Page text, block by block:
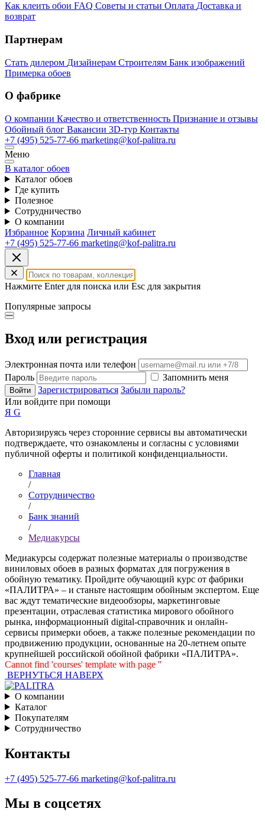
Как клеить обои FAQ Советы и статьи Оплата Доставка и
возврат
Партнерам
Стать дилером Дизайнерам Строителям Банк изображений
Примерка обоев
О фабрике
О компании Качество и ответственность Признание и отзывы
Обойный блог Вакансии 3D-тур Контакты
+7 (495) 525-77-66 marketing@kof-palitra.ru
Меню
В каталог обоев
Каталог обоев
Где купить
Полезное
Сотрудничество
О компании
Избранное Корзина Личный кабинет
+7 (495) 525-77-66 marketing@kof-palitra.ru
Нажмите Enter для поиска или Esc для закрытия
Популярные запросы
Вход или регистрация
Электронная почта или телефон
Пароль
Запомнить меня
Войти Зарегистрироваться Забыли пароль?
Или войдите при помощи
Я G
Авторизируясь через сторонние сервисы вы автоматически
подтверждаете, что ознакомлены и согласны с условиями
публичной оферты и политикой конфиденциальности.
Главная
/
Сотрудничество
/
Банк знаний
/
Медиакурсы
Медиакурсы содержат полезные материалы о производстве
виниловых обоев в разных форматах для погружения в
обойную тематику. Пройдите обучающий курс от фабрики
«ПАЛИТРА» – и станьте настоящим обойным экспертом. Еще
вас ждут тематические видеообзоры, маркетинговые
презентации, отраслевая статистика мирового обойного
рынка, информационный digital-справочник и онлайн-
сервисы примерки обоев, а также полезные рекомендации по
продвижению продукции, основанные на 20-летнем опыте
крупнейшей российской обойной фабрики «ПАЛИТРА».
Cannot find 'courses' template with page ''
ВЕРНУТЬСЯ НАВЕРХ
О компании
Каталог
Покупателям
Сотрудничество
Контакты
+7 (495) 525-77-66 marketing@kof-palitra.ru
Мы в соцсетях